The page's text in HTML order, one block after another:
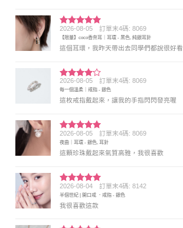
評分5 滿
分 5
2026-08-05 訂單末4碼: 8069
【限量】coco香奈耳｜耳環 - 黑色, 純銀耳針
這個耳環，我昨天帶出去同學們都說很好看
評分4
滿分 5
2026-08-05 訂單末4碼: 8069
每一個溫柔｜戒指 - 銀色
這枚戒指戴起來，讓我的手指閃閃發亮喔
評分5 滿
分 5
2026-08-05 訂單末4碼: 8069
夜曲｜耳環 - 銀色, 耳針
這顆珍珠戴起來氣質高雅，我很喜歡
評分5滿
分 5
2026-08-04 訂單末4碼: 8142
半個世紀 | 開口戒 ．戒指 - 銀色
我很喜歡這款